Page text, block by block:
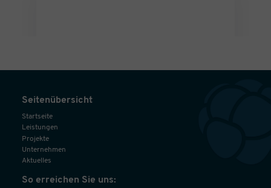
Seitenübersicht
Startseite
Leistungen
Projekte
Unternehmen
Aktuelles
So erreichen Sie uns: